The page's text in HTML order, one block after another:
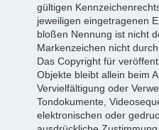
gültigen
jeweiligen eingetragenen
bloßen Nennung ist nicht
Markenzeichen nicht
Das Copyright für
Objekte bleibt allein beim
Vervielfältigung oder
Tondokumente,
elektronischen oder